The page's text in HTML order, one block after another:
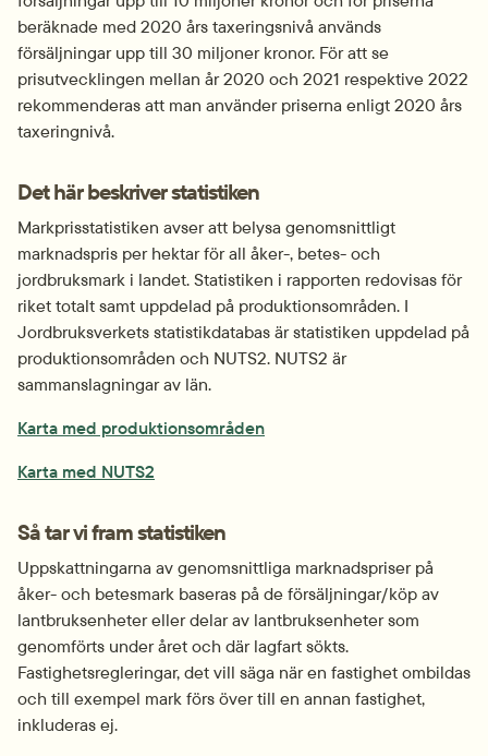
beräknade med 2020 års taxeringsnivå används
försäljningar upp till 30 miljoner kronor. För att se
prisutvecklingen mellan år 2020 och 2021 respektive 2022
rekommenderas att man använder priserna enligt 2020 års
taxeringnivå.
Det här beskriver statistiken
Markprisstatistiken avser att belysa genomsnittligt
marknadspris per hektar för all åker-, betes- och
jordbruksmark i landet. Statistiken i rapporten redovisas för
riket totalt samt uppdelad på produktionsområden. I
Jordbruksverkets statistikdatabas är statistiken uppdelad på
produktionsområden och NUTS2. NUTS2 är
sammanslagningar av län.
Karta med produktionsområdenjpg, 1.1 MB.
Karta med NUTS2
Så tar vi fram statistiken
Uppskattningarna av genomsnittliga marknadspriser på
åker- och betesmark baseras på de försäljningar/köp av
lantbruksenheter eller delar av lantbruksenheter som
genomförts under året och där lagfart sökts.
Fastighetsregleringar, det vill säga när en fastighet ombildas
och till exempel mark förs över till en annan fastighet,
inkluderas ej.